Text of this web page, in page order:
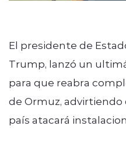
El presidente de
Trump, lanzó un
para que reabra
de Ormuz, advirtiendo
país atacará